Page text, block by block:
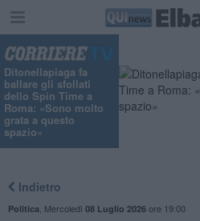
Ditonellapiaga fa
ballare gli sfollati
dello Spin Time a
Roma: «Sono molto
grata a questo
spazio»
Indietro
Politica Mercoledì 08 Luglio 2026ore 19:00